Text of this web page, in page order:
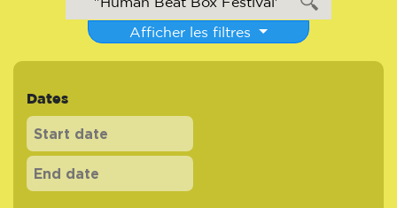
Afficher les filtres
Dates